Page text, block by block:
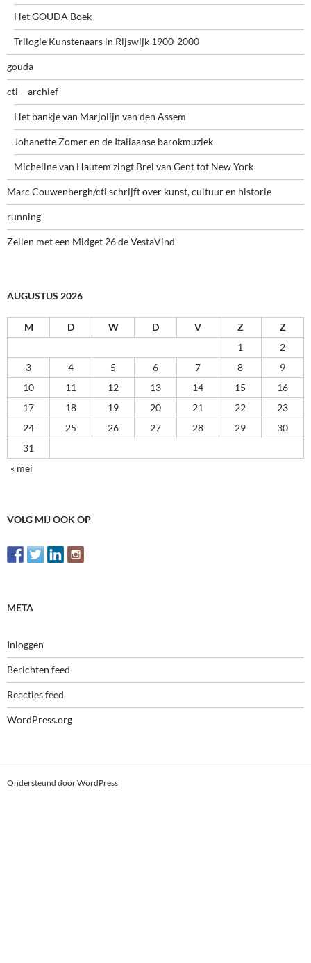
Het GOUDA Boek
Trilogie Kunstenaars in Rijswijk 1900-2000
gouda
cti – archief
Het bankje van Marjolijn van den Assem
Johanette Zomer en de Italiaanse barokmuziek
Micheline van Hautem zingt Brel van Gent tot New York
Marc Couwenbergh/cti schrijft over kunst, cultuur en historie
running
Zeilen met een Midget 26 de VestaVind
AUGUSTUS 2026
M D W D V Z
Z
1
2
3
4 5 6 7 8
9
10
11 12 13 14 15
16
17
18 19 20 21 22
23
24
25 26 27 28 29
30
31
« mei
VOLG MIJ OOK OP
META
Inloggen
Berichten feed
Reacties feed
WordPress.org
Ondersteund door WordPress